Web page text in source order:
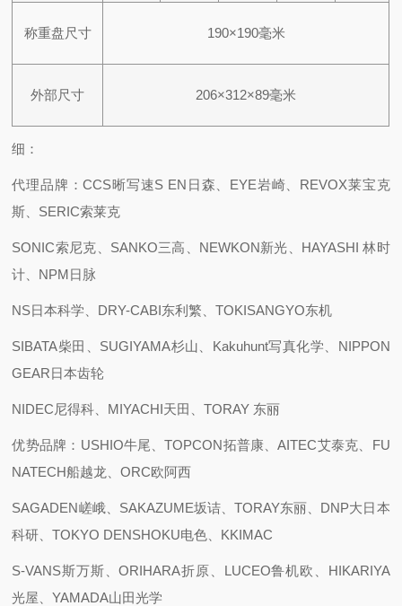
称重盘尺寸 190×190毫米
外部尺寸 206×312×89毫米
细：
代理品牌：CCS晰写速S EN日森、EYE岩崎、REVOX莱宝克
斯、SERIC索莱克
SONIC索尼克、SANKO三高、NEWKON新光、HAYASHI 林时
计、NPM日脉
NS日本科学、DRY-CABI东利繁、TOKISANGYO东机
SIBATA柴田、SUGIYAMA杉山、Kakuhunt写真化学、NIPPON
GEAR日本齿轮
NIDEC尼得科、MIYACHI天田、TORAY 东丽
优势品牌：USHIO牛尾、TOPCON拓普康、AITEC艾泰克、FU
NATECH船越龙、ORC欧阿西
SAGADEN嵯峨、SAKAZUME坂诘、TORAY东丽、DNP大日本
科研、TOKYO DENSHOKU电色、KKIMAC
S-VANS斯万斯、ORIHARA折原、LUCEO鲁机欧、HIKARIYA
光屋、YAMADA山田光学